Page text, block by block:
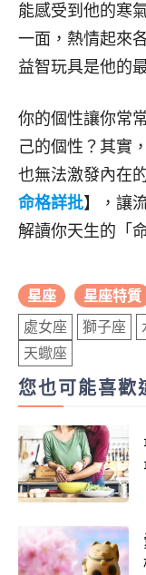
能感受到他的寒
一面，熱情起來
益智玩具是他的
你的個性讓你常
己的個性？其實
也無法激發內在
命格詳批】，讓
解讀你天生的「
星座 星座特質
處女座 獅子座
天蠍座
您也可能喜歡